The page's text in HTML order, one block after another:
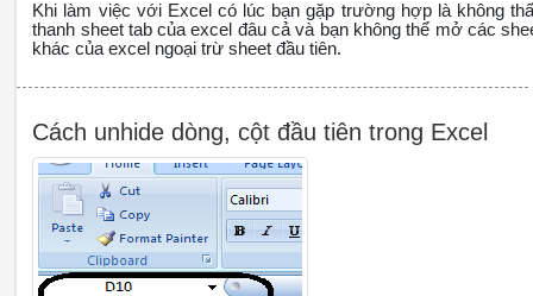
Khi làm việc với Excel có lúc bạn gặp trường hợp là không
thanh sheet tab của excel đâu cả và bạn không thể mở các
khác của excel ngoại trừ sheet đầu tiên.
Cách unhide dòng, cột đầu tiên trong Excel